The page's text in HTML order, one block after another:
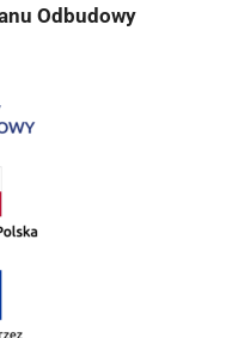
Odbudowy